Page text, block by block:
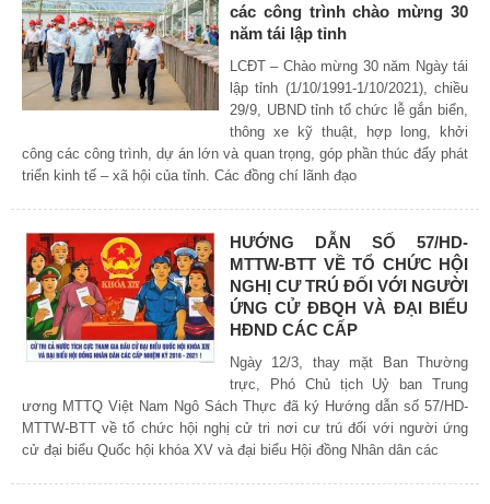
các công trình chào mừng 30
năm tái lập tỉnh
LCĐT – Chào mừng 30 năm Ngày tái
lập tỉnh (1/10/1991-1/10/2021), chiều
29/9, UBND tỉnh tổ chức lễ gắn biển,
thông xe kỹ thuật, hợp long, khởi
công các công trình, dự án lớn và quan trọng, góp phần thúc đẩy phát
triển kinh tế – xã hội của tỉnh. Các đồng chí lãnh đạo
HƯỚNG DẪN SỐ 57/HD-
MTTW-BTT VỀ TỔ CHỨC HỘI
NGHỊ CƯ TRÚ ĐỐI VỚI NGƯỜI
ỨNG CỬ ĐBQH VÀ ĐẠI BIỂU
HĐND CÁC CẤP
Ngày 12/3, thay mặt Ban Thường
trực, Phó Chủ tịch Uỷ ban Trung
ương MTTQ Việt Nam Ngô Sách Thực đã ký Hướng dẫn số 57/HD-
MTTW-BTT về tổ chức hội nghị cử tri nơi cư trú đối với người ứng
cử đại biểu Quốc hội khóa XV và đại biểu Hội đồng Nhân dân các